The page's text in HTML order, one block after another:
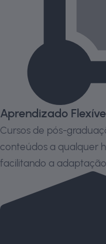
Aprendizado
Cursos de pós-
conteúdos a qualquer
facilitando a